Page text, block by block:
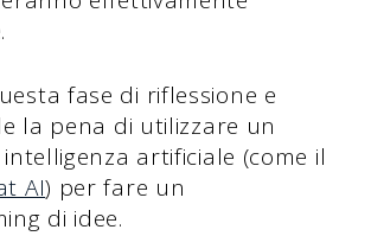
fase di riflessione e
la pena di utilizzare un
artificiale (come il
AI) per fare un
di idee.